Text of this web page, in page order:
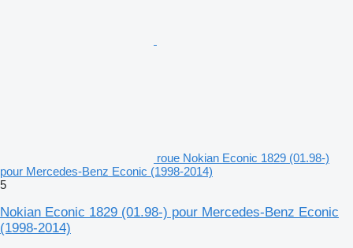
roue Nokian Econic 1829 (01.98-)
pour Mercedes-Benz Econic (1998-2014)
5
Nokian Econic 1829 (01.98-) pour Mercedes-Benz Econic
(1998-2014)